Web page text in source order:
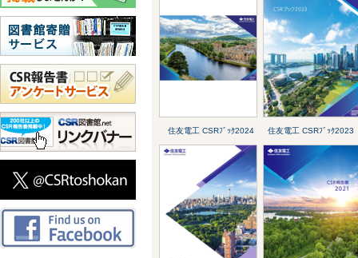
住友電工 CSRﾌﾞｯｸ2024 住友電工 CSRﾌﾞｯｸ2023